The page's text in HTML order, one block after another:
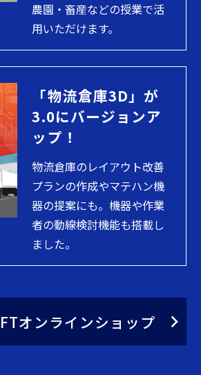
農園・畜産などの授業で活
用いただけます。
「物流倉庫3D」が
3.0にバージョンア
ップ！
物流倉庫のレイアウト改善
プランの作成やマテハン機
器の提案にも。機器や作業
者の動線検討機能も搭載し
ました。
オンラインショップ